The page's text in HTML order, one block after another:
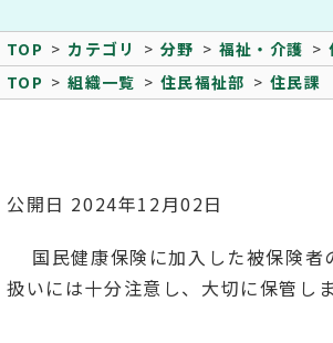
TOP カテゴリ 分野 福祉・介護
TOP
組織一覧 住民福祉部 住民課
公開日 2024年12月02日
国民健康保険に加入した被保険者
扱いには十分注意し、大切に保管しま